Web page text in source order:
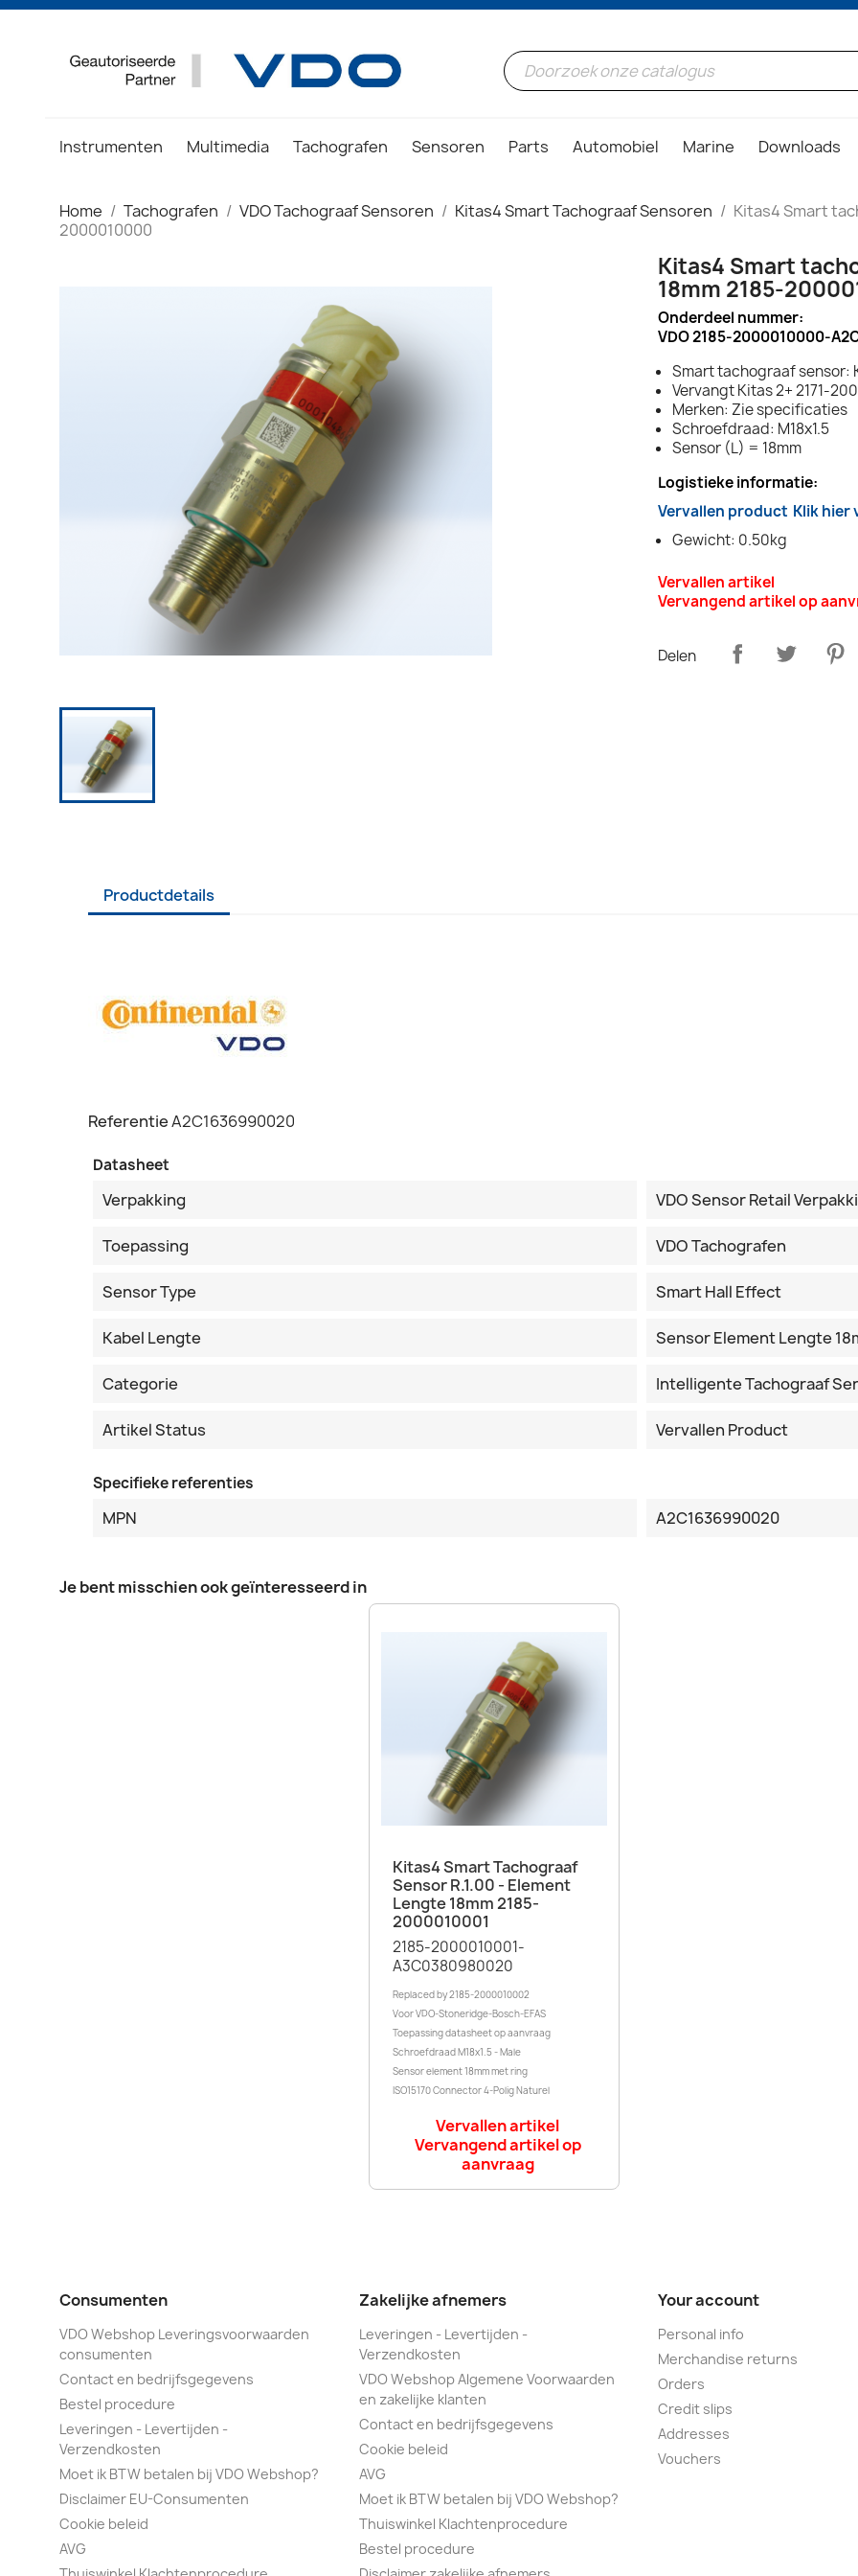
Instrumenten Multimedia Tachografen Sensoren Parts Automobiel Marine Downloads
Home Tachografen VDO Tachograaf Sensoren Kitas4 Smart Tachograaf Sensoren
Kitas4 Smart
2000010000
Kitas4 Smart
18mm 2185-
Onderdeel nummer:
VDO 2185-2000010000-
Smart tachograaf sensor:
Vervangt Kitas 2+ 2171-
Merken: Zie specificaties
Schroefdraad: M18x1.5
Sensor (L) = 18mm
Logistieke informatie:
Vervallen product Klik hier
Gewicht: 0.50kg
Vervallen artikel
Vervangend artikel op
Delen
Productdetails
ReferentieA2C1636990020
Datasheet
Verpakking VDO Sensor Retail
Toepassing VDO Tachografen
Sensor Type Smart Hall Effect
Kabel Lengte Sensor Element Lengte
Categorie Intelligente Tachograaf
Artikel Status Vervallen Product
Specifieke referenties
MPN A2C1636990020
Je bent misschien ook geïnteresseerd in
Snel bekijken
Kitas4 Smart Tachograaf
Sensor R.1.00 - Element
Lengte 18mm 2185-
2000010001
2185-2000010001-
A3C0380980020
Replaced by 2185-2000010002
Voor VDO-Stoneridge-Bosch-EFAS
Toepassing datasheet op aanvraag
Schroefdraad M18x1.5 - Male
Sensor element 18mm met ring
ISO15170 Connector 4-Polig Naturel
Vervallen artikel
Vervangend artikel op
aanvraag
Consumenten
VDO Webshop Leveringsvoorwaarden
consumenten
Contact en bedrijfsgegevens
Bestel procedure
Leveringen - Levertijden -
Verzendkosten
Moet ik BTW betalen bij VDO Webshop?
Disclaimer EU-Consumenten
Cookie beleid
AVG
Zakelijke afnemers
Leveringen - Levertijden -
Verzendkosten
VDO Webshop Algemene Voorwaarden
en zakelijke klanten
Contact en bedrijfsgegevens
Cookie beleid
AVG
Moet ik BTW betalen bij VDO Webshop?
Thuiswinkel Klachtenprocedure
Bestel procedure
Your account
Personal info
Merchandise returns
Orders
Credit slips
Addresses
Vouchers